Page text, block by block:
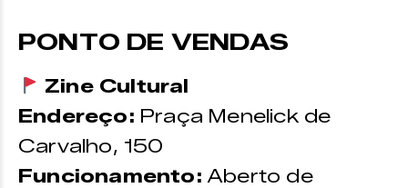
PONTO DE VENDAS
Zine Cultural
Endereço: Praça Menelick de
Carvalho, 150
Funcionamento:Aberto de